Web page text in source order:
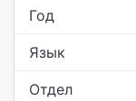
Год
Язык
Отдел